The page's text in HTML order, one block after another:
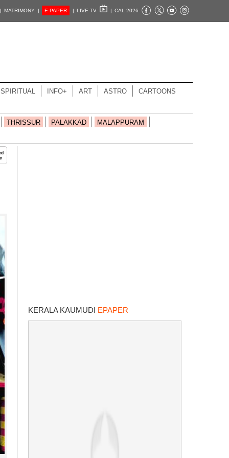
| MATRIMONY | E-PAPER | LIVE TV | CAL 2026
SPIRITUAL INFO+ ART ASTRO CARTOONS
THRISSUR PALAKKAD
MALAPPURAM
KERALA KAUMUDI EPAPER